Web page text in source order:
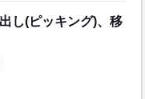
し(ピッキング)、移